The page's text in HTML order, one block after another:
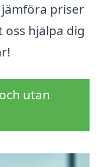
priser
hjälpa dig
utan